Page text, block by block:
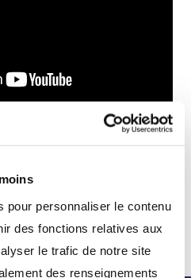
pour personnaliser le contenu
des fonctions relatives aux
le trafic de notre site
des renseignements
du Fonds et explique